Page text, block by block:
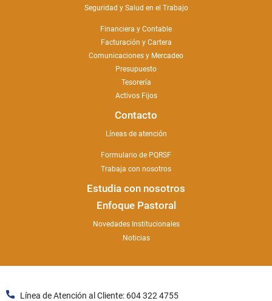
Seguridad y Salud en el Trabajo
Financiera y Contable
Facturación y Cartera
Comunicaciones y Mercadeo
Presupuesto
Tesorería
Activos Fijos
Contacto
Líneas de atención
Formulario de PQRSF
Trabaja con nosotros
Estudia con nosotros
Enfoque Pastoral
Novedades Institucionales
Noticias
Línea de Atención al Cliente: 604 322 4755